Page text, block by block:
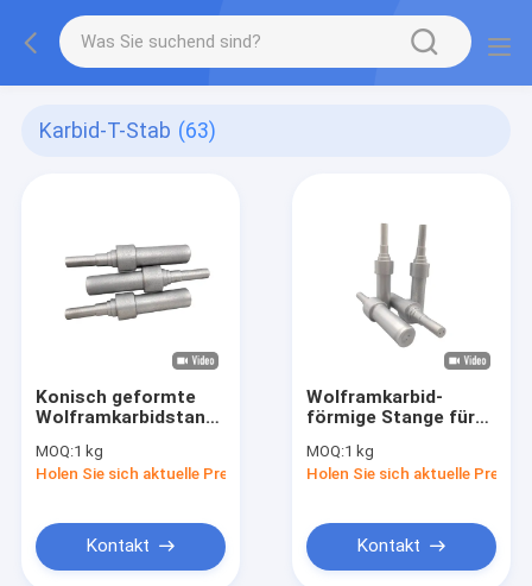
Karbid-T-Stab (63)
Konisch geformte
Wolframkarbidstangen
einem großen Ende /
einem kleinen Ende
MOQ:1 kg
Holen Sie sich aktuelle Preis
Kontakt
Wolframkarbid-
förmige Stange für
Bohrmaschinen und
Endmühlen
MOQ:1 kg
Holen Sie sich aktuelle Preis
Kontakt